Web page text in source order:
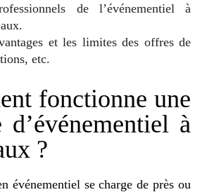
de l’événementiel à
et les limites des offres de
etc.
fonctionne une
d’événementiel à
?
événementiel se charge de près ou